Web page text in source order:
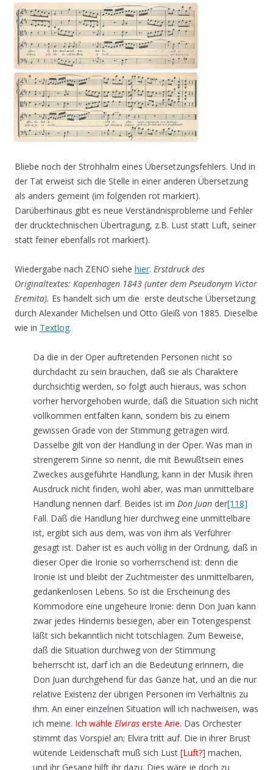
Bliebe noch der Strohhalm eines Übersetzungsfehlers. Und in
der Tat erweist sich die Stelle in einer anderen Übersetzung
als anders gemeint (im folgenden rot markiert).
Darüberhinaus gibt es neue Verständnisprobleme und Fehler
der drucktechnischen Übertragung, z.B. Lust statt Luft, seiner
statt feiner ebenfalls rot markiert).
Wiedergabe nach ZENO siehe hier. Erstdruck des
Originaltextes: Kopenhagen 1843 (unter dem Pseudonym Victor
Eremita). Es handelt sich um die erste deutsche Übersetzung
durch Alexander Michelsen und Otto Gleiß von 1885. Dieselbe
wie in Textlog.
Da die in der Oper auftretenden Personen nicht so
durchdacht zu sein brauchen, daß sie als Charaktere
durchsichtig werden, so folgt auch hieraus, was schon
vorher hervorgehoben wurde, daß die Situation sich nicht
vollkommen entfalten kann, sondern bis zu einem
gewissen Grade von der Stimmung getragen wird.
Dasselbe gilt von der Handlung in der Oper. Was man in
strengerem Sinne so nennt, die mit Bewußtsein eines
Zweckes ausgeführte Handlung, kann in der Musik ihren
Ausdruck nicht finden, wohl aber, was man unmittelbare
Handlung nennen darf. Beides ist im Don Juan der[118]
Fall. Daß die Handlung hier durchweg eine unmittelbare
ist, ergibt sich aus dem, was von ihm als Verführer
gesagt ist. Daher ist es auch völlig in der Ordnung, daß in
dieser Oper die Ironie so vorherrschend ist: denn die
Ironie ist und bleibt der Zuchtmeister des unmittelbaren,
gedankenlosen Lebens. So ist die Erscheinung des
Kommodore eine ungeheure Ironie: denn Don Juan kann
zwar jedes Hindernis besiegen, aber ein Totengespenst
läßt sich bekanntlich nicht totschlagen. Zum Beweise,
daß die Situation durchweg von der Stimmung
beherrscht ist, darf ich an die Bedeutung erinnern, die
Don Juan durchgehend für das Ganze hat, und an die nur
relative Existenz der übrigen Personen im Verhältnis zu
ihm. An einer einzelnen Situation will ich nachweisen, was
ich meine. Ich wähle Elviras erste Arie. Das Orchester
stimmt das Vorspiel an; Elvira tritt auf. Die in ihrer Brust
wütende Leidenschaft muß sich Lust [Luft?] machen,
und ihr Gesang hilft ihr dazu. Dies wäre je doch zu